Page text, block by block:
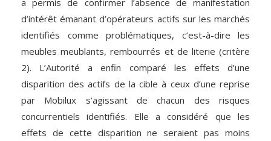
a permis de confirmer l’absence de manifestation
d’intérêt émanant d’opérateurs actifs sur les marchés
identifiés comme problématiques, c’est-à-dire les
meubles meublants, rembourrés et de literie (critère
2). L’Autorité a enfin comparé les effets d’une
disparition des actifs de la cible à ceux d’une reprise
par Mobilux s’agissant de chacun des risques
concurrentiels identifiés. Elle a considéré que les
effets de cette disparition ne seraient pas moins